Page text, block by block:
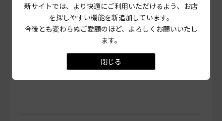
今月のおすすめ物件
No.069 京都ライフ丹波橋店
「エアコン2台完備がうれし
1DK」
新サイトでは、より快適にご利用いただけるよう、お店
を探しやすい機能を新追加しています。
今後とも変わらぬご愛顧のほど、よろしくお願いいたし
ます。
閉じる